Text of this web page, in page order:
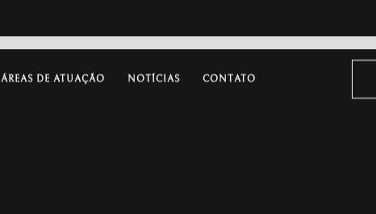
ÁREAS DE ATUAÇÃO NOTÍCIAS CONTATO